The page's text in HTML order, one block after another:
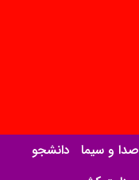
صدا و سیما دانشجو